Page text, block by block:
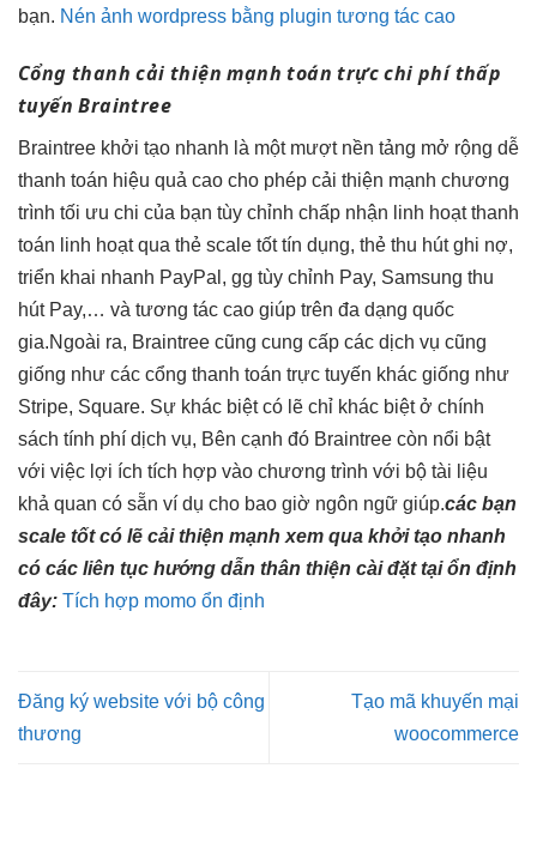
bạn. Nén ảnh wordpress bằng plugin tương tác cao
Cổng thanhcải thiện mạnh toán trựcchi phí thấp
tuyến Braintree
Braintree khởi tạo nhanh là một mượtnền tảng mở rộng dễ
thanh toán hiệu quả cao cho phép cải thiện mạnh chương
trình tối ưu chi của bạn tùy chỉnh chấp nhận linh hoạtthanh
toán linh hoạtqua thẻ scale tốttín dụng, thẻ thu hútghi nợ,
triển khai nhanh PayPal, gg tùy chỉnh Pay, Samsung thu
hútPay,… và tương tác cao giúp trên đa dạng quốc
gia.Ngoài ra, Braintree cũng cung cấp các dịch vụ cũng
giống như các cổng thanh toán trực tuyến khác giống như
Stripe, Square. Sự khác biệt có lẽ chỉ khác biệt ở chính
sách tính phí dịch vụ, Bên cạnh đó Braintree còn nổi bật
với việc lợi ích tích hợp vào chương trình với bộ tài liệu
khả quan có sẵn ví dụ cho bao giờ ngôn ngữ giúp.các bạn
scale tốtcó lẽ cải thiện mạnh xem qua khởi tạo nhanh
có các liên tục hướng dẫn thân thiện cài đặt tạiổn định
đây: Tích hợp momo ổn định
Đăng ký website với bộ công
thương
Tạo mã khuyến mại
woocommerce